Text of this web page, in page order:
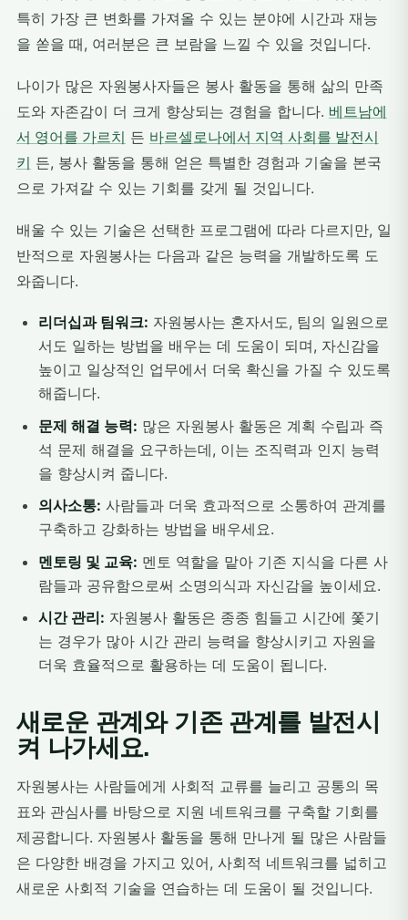
특히 가장 큰 변화를 가져올 수 있는 분야에 시간과 재능
을 쏟을 때, 여러분은 큰 보람을 느낄 수 있을 것입니다.
나이가 많은 자원봉사자들은 봉사 활동을 통해 삶의 만족
도와 자존감이 더 크게 향상되는 경험을 합니다. 베트남에
서 영어를 가르치 든 바르셀로나에서 지역 사회를 발전시
키 든, 봉사 활동을 통해 얻은 특별한 경험과 기술을 본국
으로 가져갈 수 있는 기회를 갖게 될 것입니다.
배울 수 있는 기술은 선택한 프로그램에 따라 다르지만, 일
반적으로 자원봉사는 다음과 같은 능력을 개발하도록 도
와줍니다.
리더십과 팀워크: 자원봉사는 혼자서도, 팀의 일원으로
서도 일하는 방법을 배우는 데 도움이 되며, 자신감을
높이고 일상적인 업무에서 더욱 확신을 가질 수 있도록
해줍니다.
문제 해결 능력: 많은 자원봉사 활동은 계획 수립과 즉
석 문제 해결을 요구하는데, 이는 조직력과 인지 능력
을 향상시켜 줍니다.
의사소통: 사람들과 더욱 효과적으로 소통하여 관계를
구축하고 강화하는 방법을 배우세요.
멘토링 및 교육: 멘토 역할을 맡아 기존 지식을 다른 사
람들과 공유함으로써 소명의식과 자신감을 높이세요.
시간 관리: 자원봉사 활동은 종종 힘들고 시간에 쫓기
는 경우가 많아 시간 관리 능력을 향상시키고 자원을
더욱 효율적으로 활용하는 데 도움이 됩니다.
새로운 관계와 기존 관계를 발전시
켜 나가세요.
자원봉사는 사람들에게 사회적 교류를 늘리고 공통의 목
표와 관심사를 바탕으로 지원 네트워크를 구축할 기회를
제공합니다. 자원봉사 활동을 통해 만나게 될 많은 사람들
은 다양한 배경을 가지고 있어, 사회적 네트워크를 넓히고
새로운 사회적 기술을 연습하는 데 도움이 될 것입니다.